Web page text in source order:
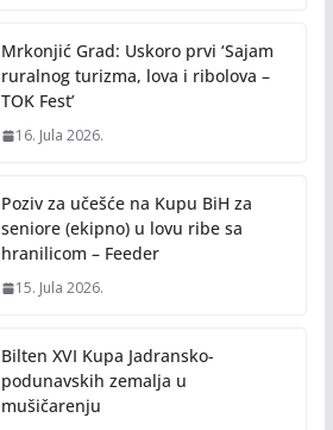
Mrkonjić Grad: Uskoro prvi ‘Sajam
ruralnog turizma, lova i ribolova –
TOK Fest’
16. Jula 2026.
Poziv za učešće na Kupu BiH za
seniore (ekipno) u lovu ribe sa
hranilicom – Feeder
15. Jula 2026.
Bilten XVI Kupa Jadransko-
podunavskih zemalja u
mušičarenju